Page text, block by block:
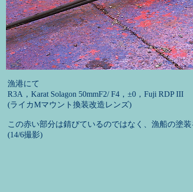
漁港にて
R3A，Karat Solagon 50mmF2/ F4，±0，Fuji RDP III
(ライカMマウント換装改造レンズ)
この赤い部分は錆びているのではなく、漁船の塗装
(14/6撮影)